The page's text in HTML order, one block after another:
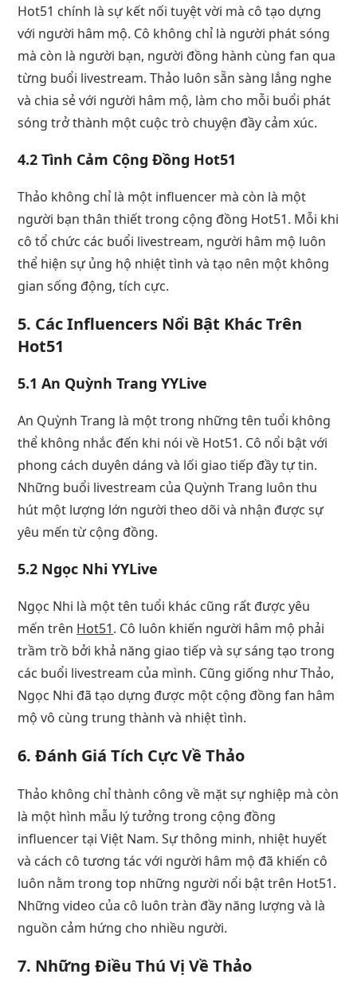
Hot51 chính là sự kết nối tuyệt vời mà cô tạo dựng
với người hâm mộ. Cô không chỉ là người phát sóng
mà còn là người bạn, người đồng hành cùng fan qua
từng buổi livestream. Thảo luôn sẵn sàng lắng nghe
và chia sẻ với người hâm mộ, làm cho mỗi buổi phát
sóng trở thành một cuộc trò chuyện đầy cảm xúc.
4.2 Tình Cảm Cộng Đồng Hot51
Thảo không chỉ là một influencer mà còn là một
người bạn thân thiết trong cộng đồng Hot51. Mỗi khi
cô tổ chức các buổi livestream, người hâm mộ luôn
thể hiện sự ủng hộ nhiệt tình và tạo nên một không
gian sống động, tích cực.
5. Các Influencers Nổi Bật Khác Trên
Hot51
5.1 An Quỳnh Trang YYLive
An Quỳnh Trang là một trong những tên tuổi không
thể không nhắc đến khi nói về Hot51. Cô nổi bật với
phong cách duyên dáng và lối giao tiếp đầy tự tin.
Những buổi livestream của Quỳnh Trang luôn thu
hút một lượng lớn người theo dõi và nhận được sự
yêu mến từ cộng đồng.
5.2 Ngọc Nhi YYLive
Ngọc Nhi là một tên tuổi khác cũng rất được yêu
mến trên Hot51. Cô luôn khiến người hâm mộ phải
trầm trồ bởi khả năng giao tiếp và sự sáng tạo trong
các buổi livestream của mình. Cũng giống như Thảo,
Ngọc Nhi đã tạo dựng được một cộng đồng fan hâm
mộ vô cùng trung thành và nhiệt tình.
6. Đánh Giá Tích Cực Về Thảo
Thảo không chỉ thành công về mặt sự nghiệp mà còn
là một hình mẫu lý tưởng trong cộng đồng
influencer tại Việt Nam. Sự thông minh, nhiệt huyết
và cách cô tương tác với người hâm mộ đã khiến cô
luôn nằm trong top những người nổi bật trên Hot51.
Những video của cô luôn tràn đầy năng lượng và là
nguồn cảm hứng cho nhiều người.
7. Những Điều Thú Vị Về Thảo